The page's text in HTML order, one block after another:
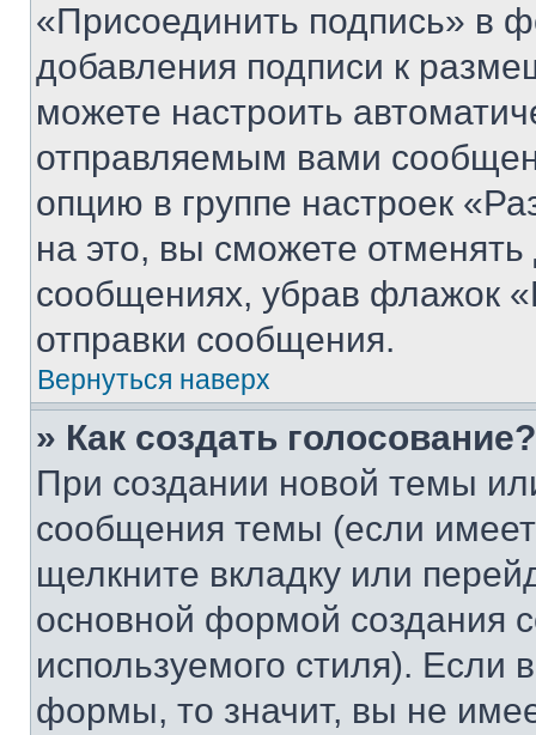
«Присоединить подпись» в
добавления подписи к
можете настроить
отправляемым вами
опцию в группе настроек
на это, вы сможете
сообщениях, убрав флажок
отправки сообщения.
Вернуться наверх
» Как создать голосование?
При создании новой темы
сообщения темы (если
щелкните вкладку или
основной формой создания
используемого стиля). Если
формы, то значит, вы не